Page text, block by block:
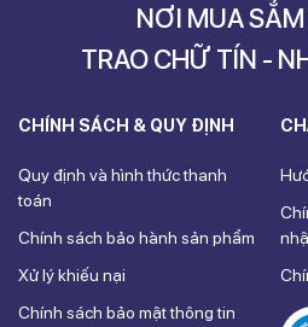
NƠI MUA
TRAO CHỮ TÍN -
CHÍNH SÁCH & QUY ĐỊNH
Quy định và hình thức thanh
toán
Chính sách bảo hành sản phẩm
Xử lý khiếu nại
Chính sách bảo mật thông tin